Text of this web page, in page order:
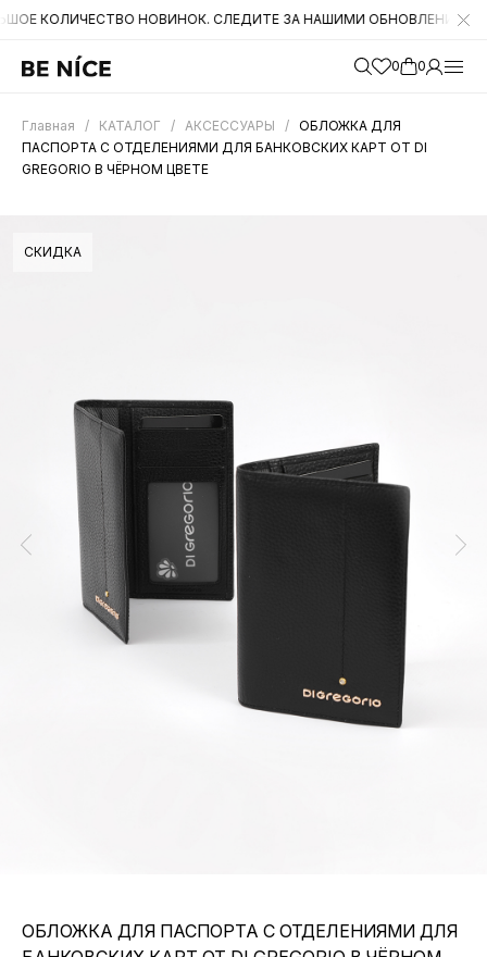
НОВИНОК. СЛЕДИТЕ ЗА НАШИМИ ОБНОВЛЕНИЯМИ НА
0 0
Главная / КАТАЛОГ / АКСЕССУАРЫ / ОБЛОЖКА ДЛЯ
ПАСПОРТА C ОТДЕЛЕНИЯМИ ДЛЯ БАНКОВСКИХ КАРТ ОТ DI
GREGORIO В ЧЁРНОМ ЦВЕТЕ
СКИДКА
ОБЛОЖКА ДЛЯ ПАСПОРТА C ОТДЕЛЕНИЯМИ ДЛЯ